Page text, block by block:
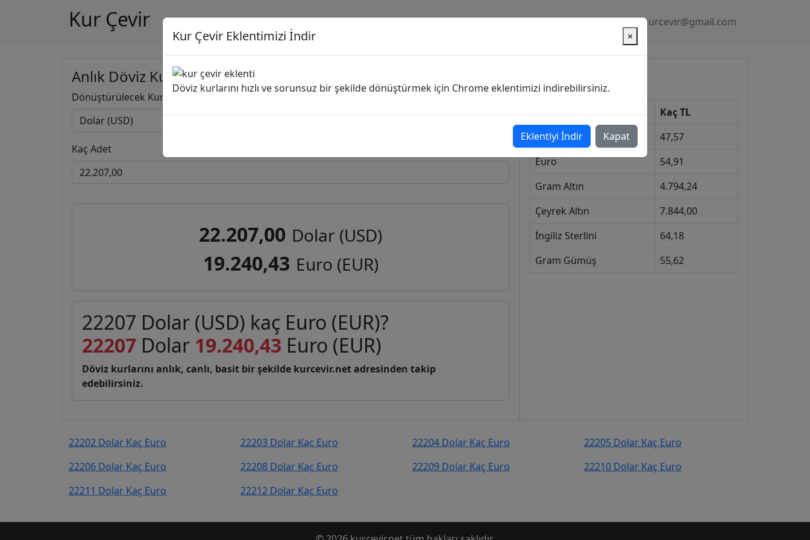
Kur Çevir Gizlilik Politikası kurcevir@gmail.com
Anlık Döviz Kuru Hesapla
Dönüştürülecek Kur Dönüşecek Kur
Kaç Adet
22.207,00 Dolar (USD)
19.240,43 Euro (EUR)
22207 Dolar (USD) kaç Euro (EUR)?
22207 Dolar 19.240,43 Euro (EUR)
Döviz kurlarını anlık, canlı, basit bir şekilde kurcevir.net adresinden takip
edebilirsiniz.
Kur
Kaç TL
Dolar
47,57
Euro
54,91
Gram Altın
4.794,24
Çeyrek Altın
7.844,00
İngiliz Sterlini
64,18
Gram Gümüş
55,62
22202 Dolar Kaç Euro 22203 Dolar Kaç Euro 22204 Dolar Kaç Euro
22205 Dolar Kaç Euro
22206 Dolar Kaç Euro
22208 Dolar Kaç Euro 22209 Dolar Kaç Euro
22210 Dolar Kaç Euro
22211 Dolar Kaç Euro
22212 Dolar Kaç Euro
Kur Çevir Eklentimizi İndir ×
Döviz kurlarını hızlı ve sorunsuz bir şekilde dönüştürmek için Chrome eklentimizi indirebilirsiniz.
Eklentiyi İndir Kapat